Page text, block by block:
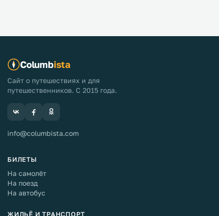
Columbista
Сайт о путешествиях и для
путешественников. С 2015 года.
info@columbista.com
БИЛЕТЫ
На самолёт
На поезд
На автобус
ЖИЛЬЁ И ТРАНСПОРТ